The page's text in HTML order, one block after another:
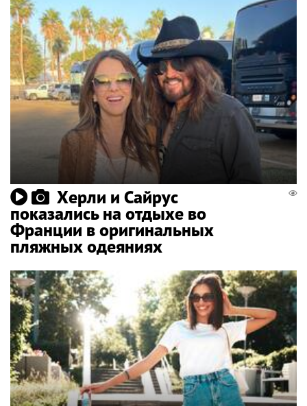
Херли и Сайрус
показались на отдыхе во
Франции в оригинальных
пляжных одеяниях